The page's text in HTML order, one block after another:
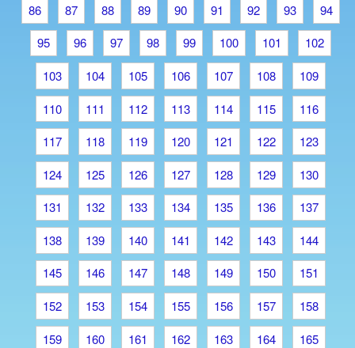
86
87 88 89 90 91 92 93
94
95
96 97 98 99 100 101
102
103
104 105 106 107 108
109
110
111 112 113 114 115
116
117
118 119 120 121 122
123
124
125 126 127 128 129
130
131
132 133 134 135 136
137
138
139 140 141 142 143
144
145
146 147 148 149 150
151
152
153 154 155 156 157
158
159
160 161 162 163 164
165